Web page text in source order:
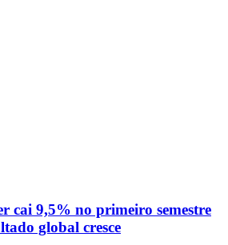
cai 9,5% no primeiro semestre
global cresce